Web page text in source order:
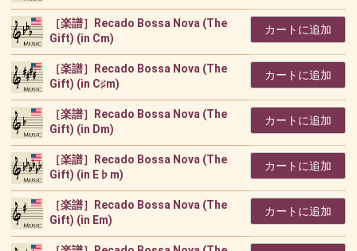
［楽譜］Recado Bossa Nova (The
Gift) (in Cm)
カートに追加
［楽譜］Recado Bossa Nova (The
Gift) (in C♯m)
カートに追加
［楽譜］Recado Bossa Nova (The
Gift) (in Dm)
カートに追加
［楽譜］Recado Bossa Nova (The
Gift) (in E♭m)
カートに追加
［楽譜］Recado Bossa Nova (The
Gift) (in Em)
カートに追加